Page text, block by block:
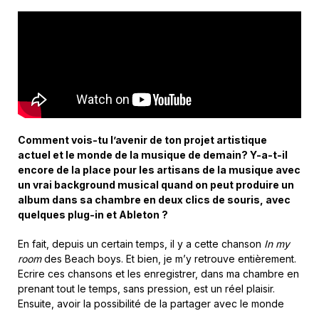
Comment vois-tu l’avenir de ton projet artistique
actuel et le monde de la musique de demain? Y-a-t-il
encore de la place pour les artisans de la musique avec
un vrai background musical quand on peut produire un
album dans sa chambre en deux clics de souris, avec
quelques plug-in et Ableton ?
En fait, depuis un certain temps, il y a cette chanson In my
roomdes Beach boys. Et bien, je m’y retrouve entièrement.
Ecrire ces chansons et les enregistrer, dans ma chambre en
prenant tout le temps, sans pression, est un réel plaisir.
Ensuite, avoir la possibilité de la partager avec le monde